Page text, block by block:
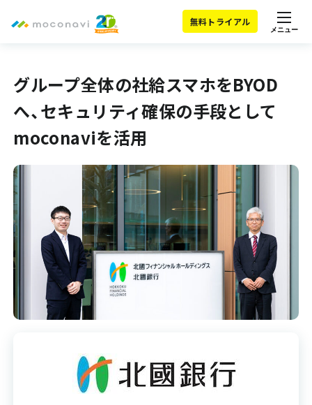
無料トライアル
メニュー
グループ全体の社給スマホをBYOD
へ、セキュリティ確保の手段として
moconaviを活用